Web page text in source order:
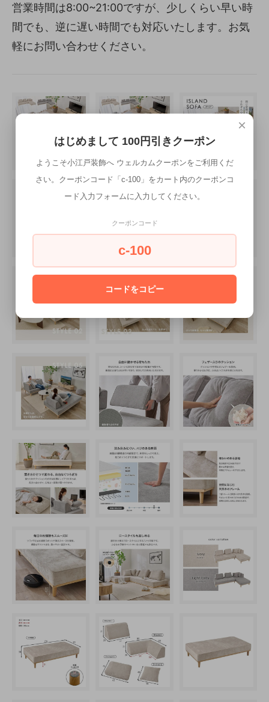
営業時間は8:00~21:00ですが、少しくらい早い時
間でも、逆に遅い時間でも対応いたします。お気
軽にお問い合わせください。
×
はじめまして 100円引きクーポン
ようこそ小江戸装飾へ ウェルカムクーポンをご利用くだ
さい。クーポンコード「c-100」をカート内のクーポンコ
ード入力フォームに入力してください。
クーポンコード
c-100
コードをコピー